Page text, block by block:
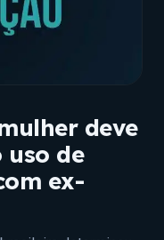
deve
de
ex-